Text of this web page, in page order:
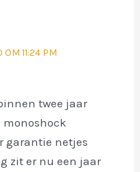
11:24 PM
twee jaar
monoshock
garantie netjes
zit er nu een jaar